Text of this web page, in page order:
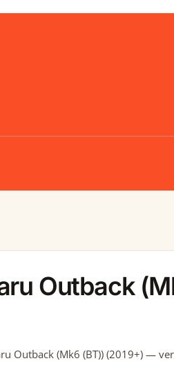
Outback
Outback (Mk6 (BT)) (2019+) —